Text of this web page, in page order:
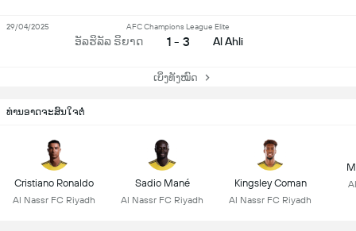
ອັລຮິລັລ ຣິຍາດ
AFC Champions League Elite
1 - 3 Al Ahli
29/04/2025
ເບິ່ງທັງໝົດ
ທ່ານອາດຈະສົນໃຈຕໍ່
Cristiano Ronaldo
Al Nassr FC Riyadh
Sadio Mané
Al Nassr FC Riyadh
Kingsley Coman
Al Nassr FC Riyadh